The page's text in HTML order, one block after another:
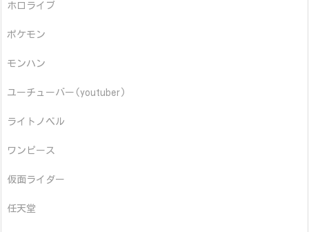
ホロライブ
ポケモン
モンハン
ユーチューバー(youtuber)
ライトノベル
ワンピース
仮面ライダー
任天堂